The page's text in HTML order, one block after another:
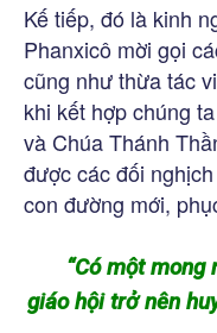
Kế tiếp, đó là kinh
Phanxicô mời gọi
cũng như thừa tác
khi kết hợp chúng
và Chúa Thánh
được các đối
con đường mới,
“Có một
giáo hội trở nên